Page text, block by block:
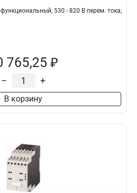
530 - 820 В перем. тока,
765,25 ₽
– +
В корзину